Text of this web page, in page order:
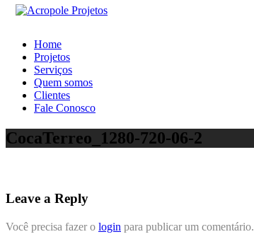
Home
Projetos
Serviços
Quem somos
Clientes
Fale Conosco
CocaTerreo_1280-720-06-2
Leave a Reply
Você precisa fazer o login para publicar um comentário.